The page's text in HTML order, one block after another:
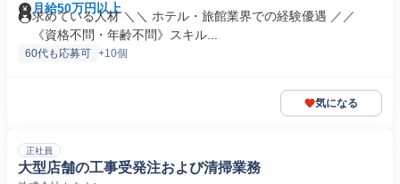
月給50万円以上
求めている人材 ＼＼ ホテル・旅館業界での経験優遇 ／／
《資格不問・年齢不問》スキル...
60代も応募可 +10個
気になる
正社員
大型店舗の工事受発注および清掃業務